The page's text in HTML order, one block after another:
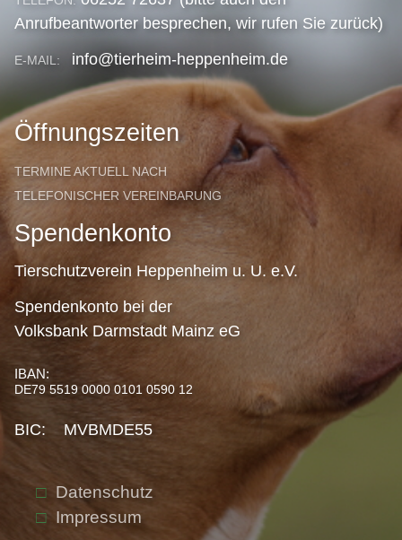
Anrufbeantworter besprechen, wir rufen Sie zurück)
E-MAIL: info@tierheim-heppenheim.de
Öffnungszeiten
TERMINE AKTUELL NACH
TELEFONISCHER VEREINBARUNG
Spendenkonto
Tierschutzverein Heppenheim u. U. e.V.
Spendenkonto bei der
Volksbank Darmstadt Mainz eG
IBAN:
DE79 5519 0000 0101 0590 12
BIC: MVBMDE55
Datenschutz
Impressum